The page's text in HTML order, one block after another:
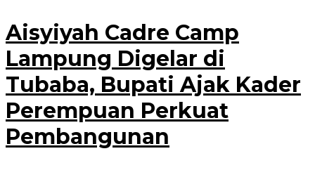
Aisyiyah Cadre Camp
Lampung Digelar di
Tubaba, Bupati Ajak Kader
Perempuan Perkuat
Pembangunan